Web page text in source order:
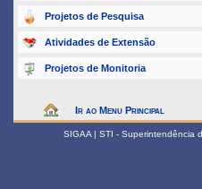
Projetos de Pesquisa
Atividades de Extensão
Projetos de Monitoria
Ir ao Menu Principal
SIGAA | STI - Superintendência